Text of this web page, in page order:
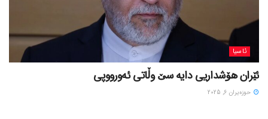
ئاسیا
ئێران هۆشداریی دایە سێ وڵاتی ئەورووپی
حوزه‌یران 6, 2025